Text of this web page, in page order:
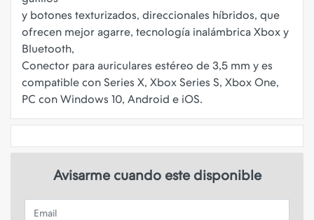
y botones texturizados, direccionales híbridos, que
ofrecen mejor agarre, tecnología inalámbrica Xbox y
Bluetooth,
Conector para auriculares estéreo de 3,5 mm y es
compatible con Series X, Xbox Series S, Xbox One,
Avisarme cuando este disponible
Email